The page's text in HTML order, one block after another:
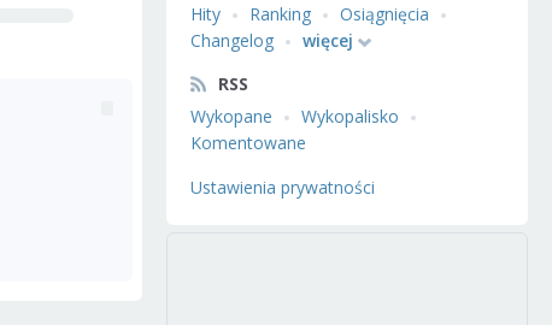
Hity
Ranking
Osiągnięcia
Changelog
więcej
RSS
Wykopane
Wykopalisko
Komentowane
Ustawienia prywatności